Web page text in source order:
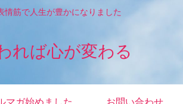
情筋で人生が豊かになりました
れば心が変わる
マガ始めました お問い合わせ